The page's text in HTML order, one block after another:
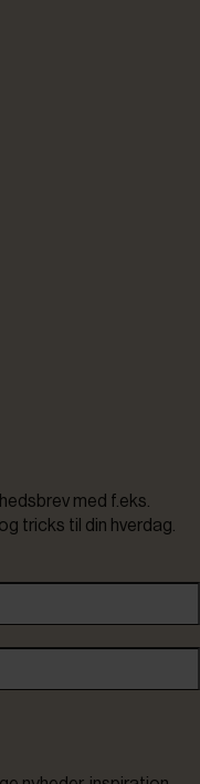
med f.eks.
tricks til din hverdag.